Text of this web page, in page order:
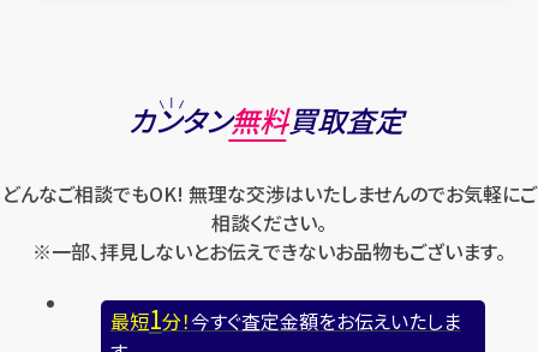
カンタン無料買取査定
どんなご相談でもOK! 無理な交渉はいたしませんのでお気軽にご
相談ください。
※一部、拝見しないとお伝えできないお品物もございます。
最短1分！今すぐ査定金額をお伝えいたしま